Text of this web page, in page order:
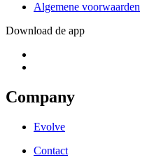
Algemene voorwaarden
Download de app
Company
Evolve
Contact